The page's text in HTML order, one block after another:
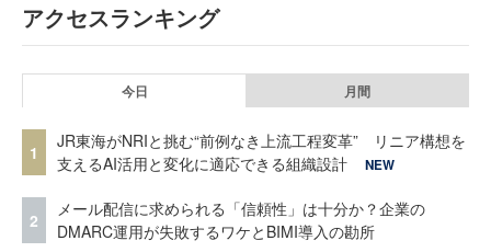
アクセスランキング
今日 月間
1
JR東海がNRIと挑む“前例なき上流工程変革” リニア構想を
支えるAI活用と変化に適応できる組織設計
NEW
2
メール配信に求められる「信頼性」は十分か？企業の
DMARC運用が失敗するワケとBIMI導入の勘所